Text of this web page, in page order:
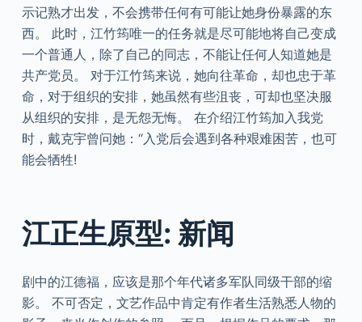
示记熟才出发，不会携带任何有可能让她身份暴露的东
西。 此时，江竹筠唯一的任务就是尽可能地将自己变成
一个普通人，除了自己的同志，不能让任何人知道她是
共产党员。 对于江竹筠来说，她向往革命，却也忠于革
命，对于组织的安排，她虽然有些沮丧，可却也坚决服
从组织的安排，是无怨无悔。 在介绍江竹筠加入我党
时，戴克宇曾问她：“入党后会遇到各种艰难困苦，也可
能会牺牲!
江正生原型: 新闻
剧中的江德福，应该是那个年代诸多军队同级干部的缩
影。 不可否定，文艺作品中肯定有作者生活熟悉人物的